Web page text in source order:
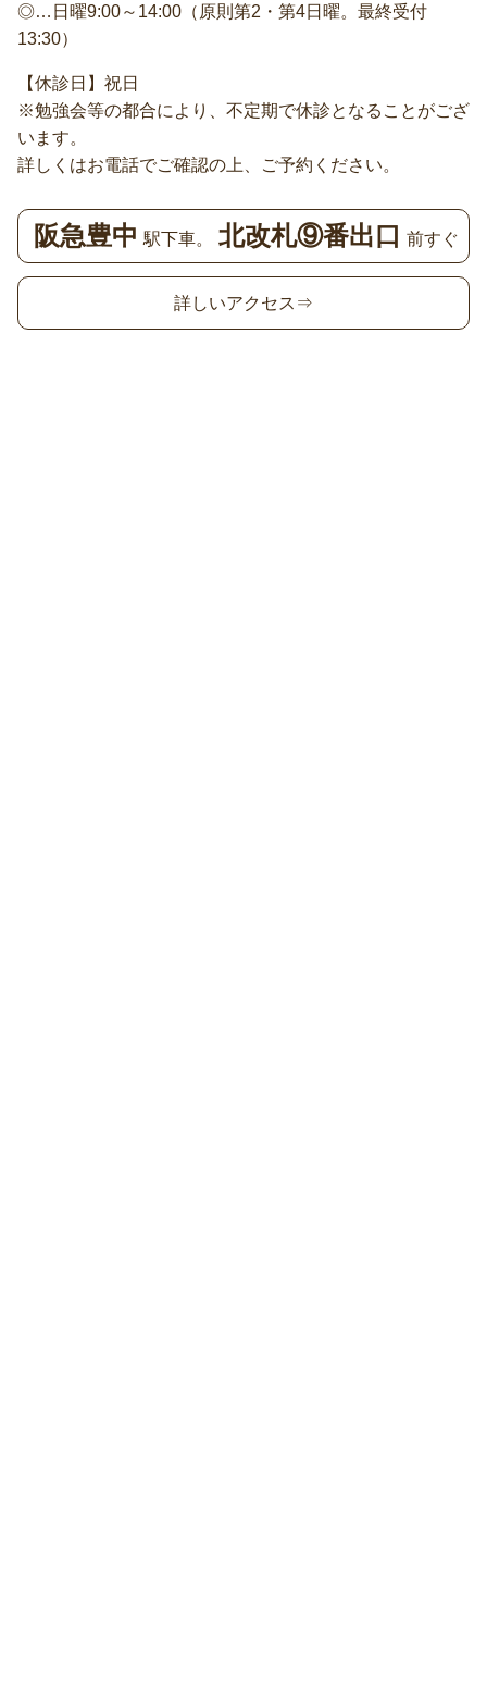
◎…日曜9:00～14:00（原則第2・第4日曜。最終受付
13:30）
【休診日】祝日
※勉強会等の都合により、不定期で休診となることがござ
います。
詳しくはお電話でご確認の上、ご予約ください。
阪急豊中 駅下車。 北改札⑨番出口 前すぐ
詳しいアクセス⇒